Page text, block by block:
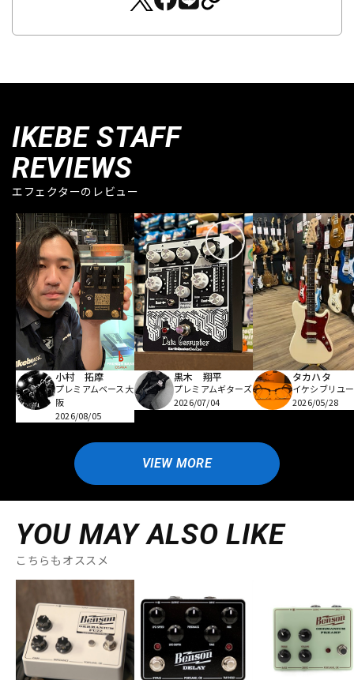
IKEBE STAFF
REVIEWS
エフェクターのレビュー
小村 拓摩
プレミアムベース大
阪
2026/08/05
黒木 翔平
プレミアムギターズ
2026/07/04
タカハタ
イケシブリユ
2026/05/28
VIEW MORE
YOU MAY ALSO LIKE
こちらもオススメ